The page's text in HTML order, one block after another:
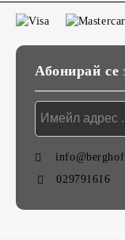
Абонирай
029791616